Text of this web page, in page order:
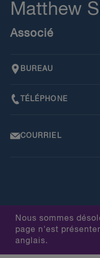
Matthew
Associé
BUREAU
TÉLÉPHONE
COURRIEL
Nous sommes
page n'est
anglais.